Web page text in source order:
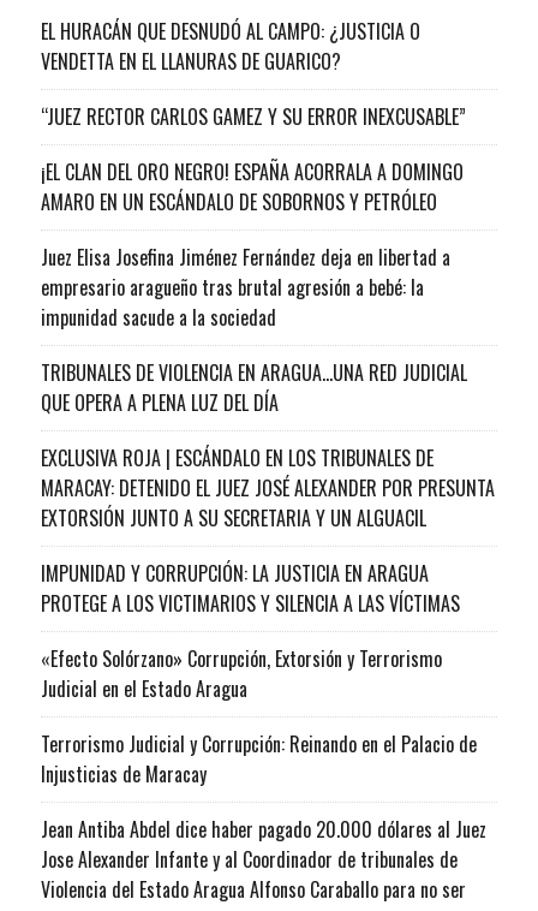
EL HURACÁN QUE DESNUDÓ AL CAMPO: ¿JUSTICIA O
VENDETTA EN EL LLANURAS DE GUARICO?
“JUEZ RECTOR CARLOS GAMEZ Y SU ERROR INEXCUSABLE”
¡EL CLAN DEL ORO NEGRO! ESPAÑA ACORRALA A DOMINGO
AMARO EN UN ESCÁNDALO DE SOBORNOS Y PETRÓLEO
Juez Elisa Josefina Jiménez Fernández deja en libertad a
empresario aragueño tras brutal agresión a bebé: la
impunidad sacude a la sociedad
TRIBUNALES DE VIOLENCIA EN ARAGUA…UNA RED JUDICIAL
QUE OPERA A PLENA LUZ DEL DÍA
EXCLUSIVA ROJA | ESCÁNDALO EN LOS TRIBUNALES DE
MARACAY: DETENIDO EL JUEZ JOSÉ ALEXANDER POR PRESUNTA
EXTORSIÓN JUNTO A SU SECRETARIA Y UN ALGUACIL
IMPUNIDAD Y CORRUPCIÓN: LA JUSTICIA EN ARAGUA
PROTEGE A LOS VICTIMARIOS Y SILENCIA A LAS VÍCTIMAS
«Efecto Solórzano» Corrupción, Extorsión y Terrorismo
Judicial en el Estado Aragua
Terrorismo Judicial y Corrupción: Reinando en el Palacio de
Injusticias de Maracay
Jean Antiba Abdel dice haber pagado 20.000 dólares al Juez
Jose Alexander Infante y al Coordinador de tribunales de
Violencia del Estado Aragua Alfonso Caraballo para no ser